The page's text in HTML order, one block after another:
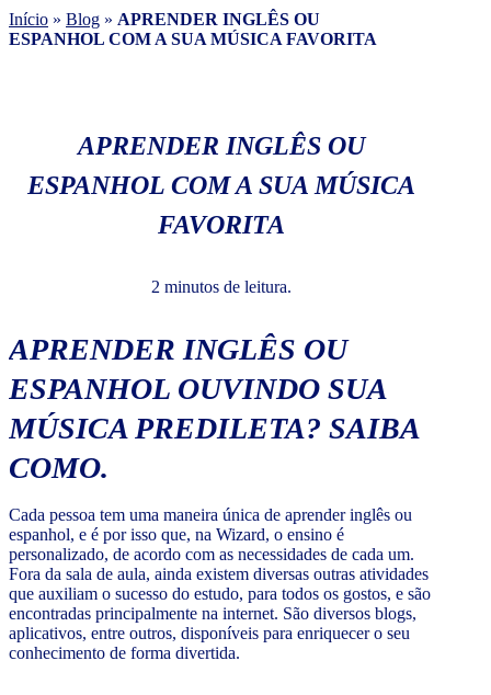
Início » Blog » APRENDER INGLÊS OU
ESPANHOL COM A SUA MÚSICA FAVORITA
APRENDER INGLÊS OU
ESPANHOL COM A SUA MÚSICA
FAVORITA
2 minutos de leitura.
APRENDER INGLÊS OU
ESPANHOL OUVINDO SUA
MÚSICA PREDILETA? SAIBA
COMO.
Cada pessoa tem uma maneira única de aprender inglês ou
espanhol, e é por isso que, na Wizard, o ensino é
personalizado, de acordo com as necessidades de cada um.
Fora da sala de aula, ainda existem diversas outras atividades
que auxiliam o sucesso do estudo, para todos os gostos, e são
encontradas principalmente na internet. São diversos blogs,
aplicativos, entre outros, disponíveis para enriquecer o seu
conhecimento de forma divertida.